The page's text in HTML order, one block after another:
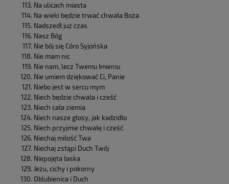
Na ulicach miasta
Na wieki będzie trwać chwała Boża
Nadszedł już czas
Nasz Bóg
Nie bój się Córo Syjońska
Nie mam nic
Nie nam, lecz Twemu Imieniu
Nie umiem dziękować Ci, Panie
Niebo jest w sercu mym
Niech będzie chwała i cześć
Niech cała ziemia
Niech nasze głosy, jak kadzidło
Niech przyjmie chwałę i cześć
Niechaj miłość Twa
Niechaj zstąpi Duch Twój
Niepojęta łaska
Jezu, cichy i pokorny
Oblubienica i Duch